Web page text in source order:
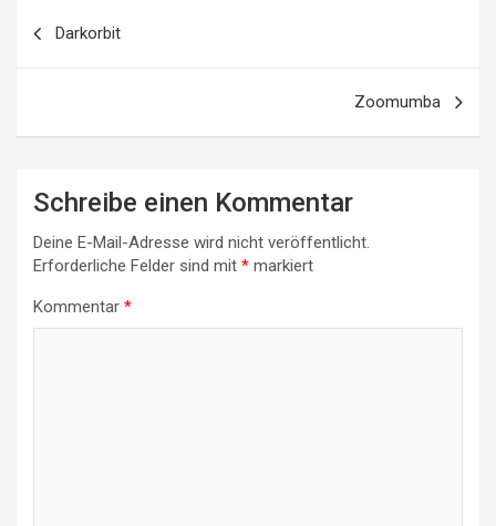
Darkorbit
Zoomumba
Schreibe einen Kommentar
Deine E-Mail-Adresse wird nicht veröffentlicht.
Erforderliche Felder sind mit * markiert
Kommentar *